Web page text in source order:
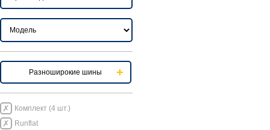
Разноширокие шины
Комплект (4 шт.)
Runflat